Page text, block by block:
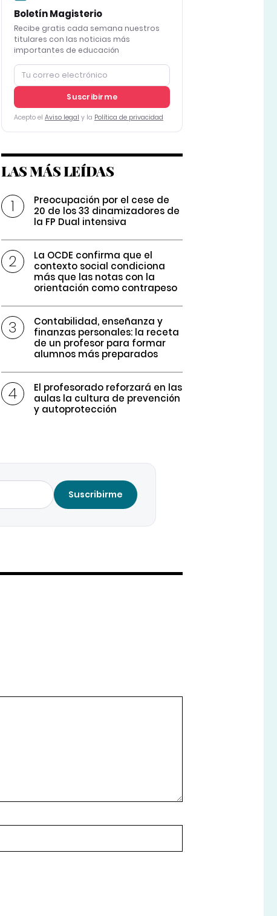
Boletín Magisterio
Recibe gratis cada semana nuestros
titulares con las noticias más
importantes de educación
Suscribirme
Acepto el Aviso legal y la Política de privacidad
LAS MÁS LEÍDAS
Preocupación por el cese de
20 de los 33 dinamizadores de
la FP Dual intensiva
La OCDE confirma que el
contexto social condiciona
más que las notas con la
orientación como contrapeso
Contabilidad, enseñanza y
finanzas personales: la receta
de un profesor para formar
alumnos más preparados
El profesorado reforzará en las
aulas la cultura de prevención
y autoprotección
Suscribirme